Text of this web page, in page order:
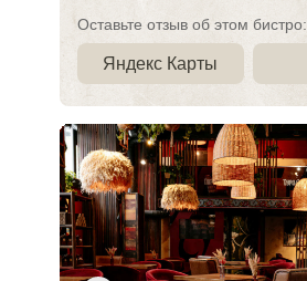
Оставьте отзыв об этом бистро:
Яндекс Карты